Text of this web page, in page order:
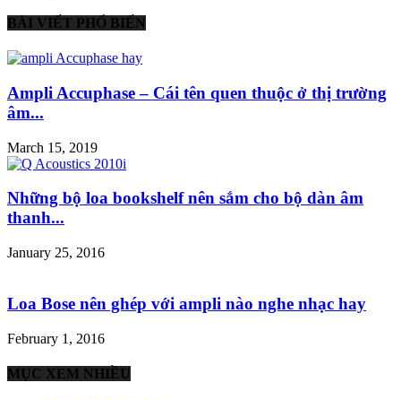
BÀI VIẾT PHỔ BIẾN
Ampli Accuphase – Cái tên quen thuộc ở thị trường
âm...
March 15, 2019
Những bộ loa bookshelf nên sắm cho bộ dàn âm
thanh...
January 25, 2016
Loa Bose nên ghép với ampli nào nghe nhạc hay
February 1, 2016
MỤC XEM NHIỀU